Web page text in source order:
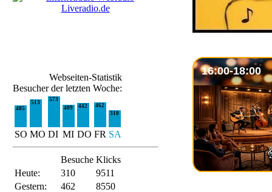
Webseiten-Statistik
Besucher der letzten Woche:
405
513
573
409
442
462
310
SO MO DI MI DO FR SA
Besuche Klicks
Heute:
310
9511
Gestern:
462
8550
16:00-18:00